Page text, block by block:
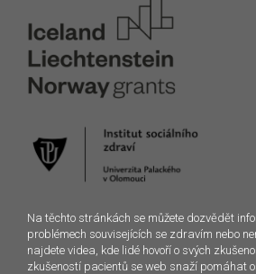
Na těchto stránkách se můžete dozvědět
problémech souvisejících se zdravím nebo
najdete videa, kde lidé hovoří o svých
zkušeností pacientů se web snaží pomáhat